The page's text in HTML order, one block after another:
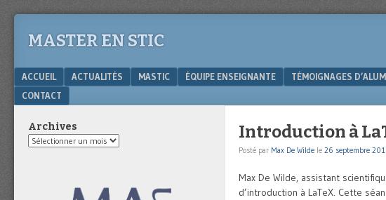
MASTER EN STIC
Menu
SKIP TO CONTENT
ACCUEIL ACTUALITÉS MASTIC ÉQUIPE ENSEIGNANTE TÉMOIGNAGES
CONTACT
Introduction à
Posté par Max De Wilde le 26 septembre
Max De Wilde, assistant
d’introduction à LaTeX. Cette
Archives
Archives